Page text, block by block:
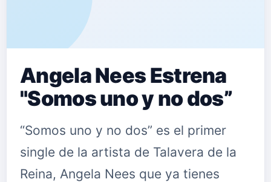
Angela Nees Estrena
"Somos uno y no dos”
“Somos uno y no dos” es el primer
single de la artista de Talavera de la
Reina, Angela Nees que ya tienes